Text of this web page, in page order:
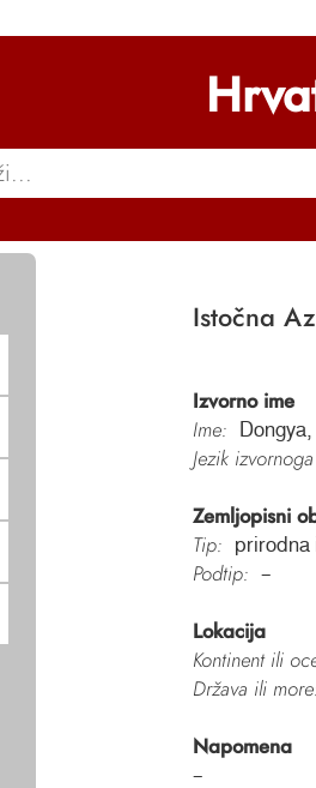
Istočna
Izvorno ime
Ime:
Jezik
Zemljopisni
Tip:
prirodna
Podtip: –
Lokacija
Kontinent ili
Država ili
Napomena
–